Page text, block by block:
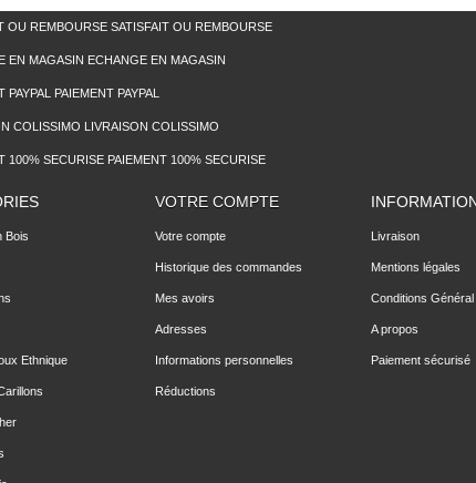
SATISFAIT OU REMBOURSE
ECHANGE EN MAGASIN
PAIEMENT PAYPAL
LIVRAISON COLISSIMO
PAIEMENT 100% SECURISE
Bois
Ethnique
VOTRE COMPTE
Votre compte
Historique des commandes
Mes avoirs
Adresses
Informations personnelles
Réductions
Livraison
Mentions légales
Conditions
A propos
Paiement sécurisé